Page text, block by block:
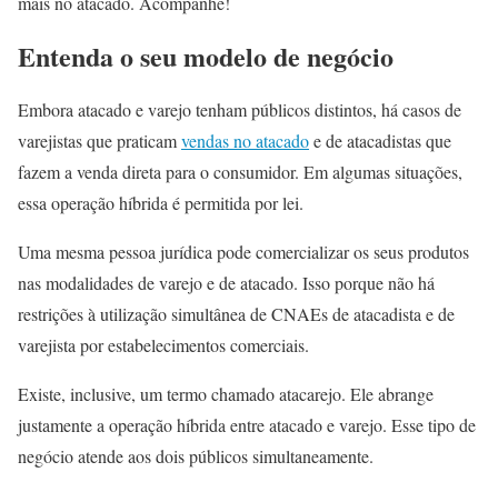
Entenda o seu modelo de negócio
Embora atacado e varejo tenham públicos distintos, há casos de
varejistas que praticamvendas no atacadoe de atacadistas que
fazem a venda direta para o consumidor. Em algumas situações,
essa operação híbrida é permitida por lei.
Uma mesma pessoa jurídica pode comercializar os seus produtos
nas modalidades de varejo e de atacado. Isso porque não há
restrições à utilização simultânea de CNAEs de atacadista e de
varejista por estabelecimentos comerciais.
Existe, inclusive, um termo chamado atacarejo. Ele abrange
justamente a operação híbrida entre atacado e varejo. Esse tipo de
negócio atende aos dois públicos simultaneamente.